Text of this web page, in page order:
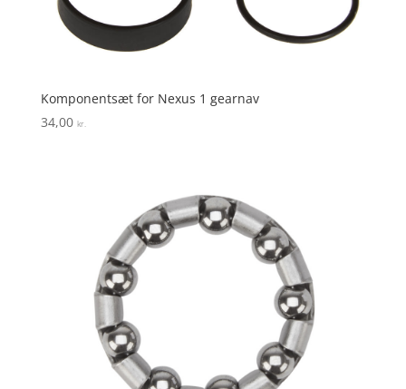
Komponentsæt for Nexus 1 gearnav
34,00 kr.